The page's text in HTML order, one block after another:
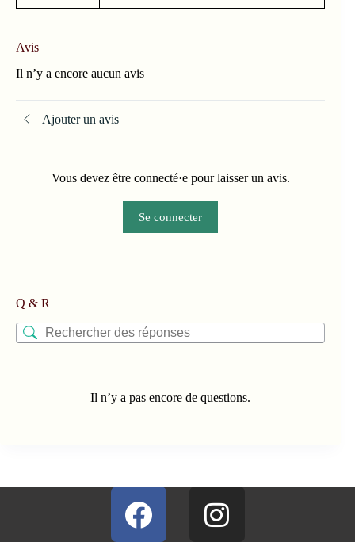
Avis
Il n’y a encore aucun avis
Ajouter un avis
Vous devez être connecté·e pour laisser un avis.
Se connecter
Q & R
Il n’y a pas encore de questions.